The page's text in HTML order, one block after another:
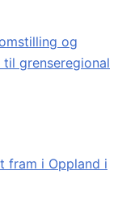
og
grenseregional
fram i Oppland i